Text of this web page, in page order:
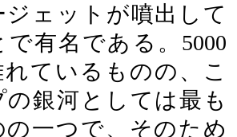
ジェットが噴出して
有名である。5000
ているものの、こ
銀河としては最も
の一つで、そのため